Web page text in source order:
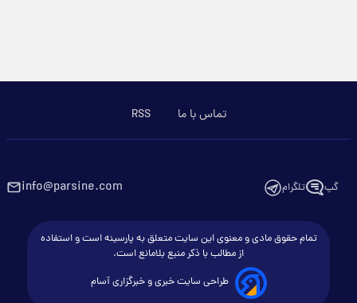
تماس با ما RSS
گپ تلگرام info@parsine.com
تمام حقوق مادی و معنوی این سایت متعلق به پارسینه است و استفاده
از مطالب با ذکر منبع بلامانع است.
طراحی سایت خبری و خبرگزاری آسام